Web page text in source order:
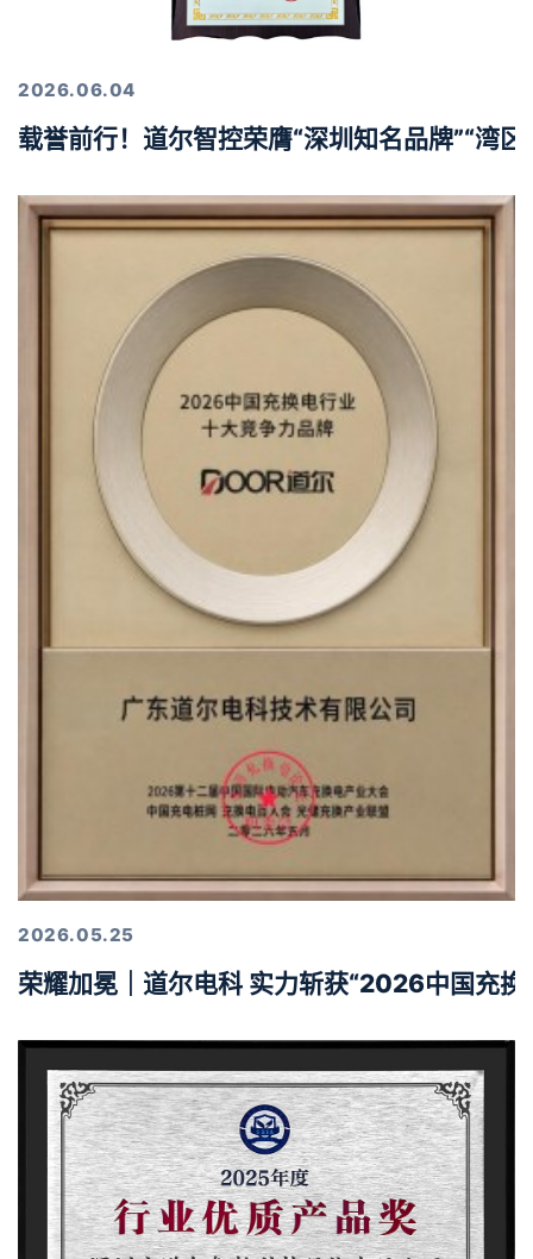
2026.06.04
载誉前行！道尔智控荣膺“深圳知名品牌”“湾
2026.05.25
荣耀加冕｜道尔电科 实力斩获“2026中国充换